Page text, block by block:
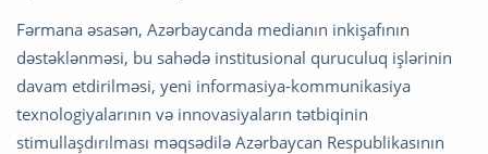
Fərmana əsasən, Azərbaycanda medianın inkişafının
dəstəklənməsi, bu sahədə institusional quruculuq işlərinin
davam etdirilməsi, yeni informasiya-kommunikasiya
texnologiyalarının və innovasiyaların tətbiqinin
stimullaşdırılması məqsədilə Azərbaycan Respublikasının